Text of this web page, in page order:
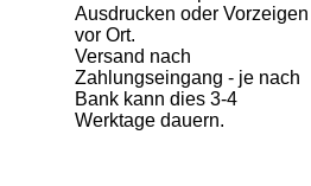
Ausdrucken oder Vorzeigen
vor Ort.
Versand nach
Zahlungseingang - je nach
Bank kann dies 3-4
Werktage dauern.